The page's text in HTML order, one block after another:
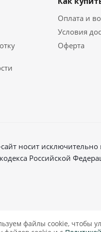
Оплата и
Условия
Оферта
носит
Российской
файлы cookie, чтобы